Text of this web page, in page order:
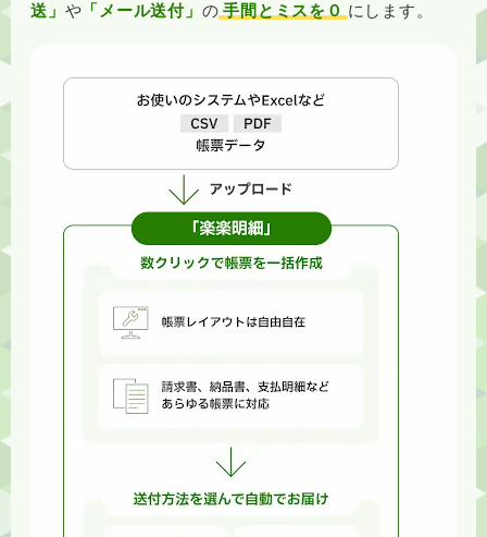
送」 や 「メール送付」 の 手間とミスを０ にします。